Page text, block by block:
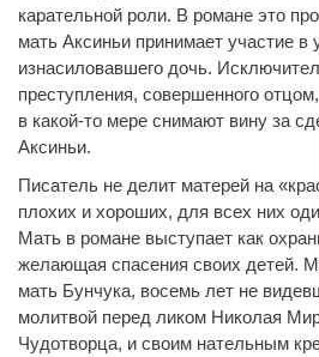
карательной роли. В романе это
мать Аксиньи принимает участие в
изнасиловавшего дочь.
преступления, совершенного
в какой-то мере снимают вину за
Аксиньи.
Писатель не делит матерей на
плохих и хороших, для всех них
Мать в романе выступает как
желающая спасения своих детей.
мать Бунчука, восемь лет не
молитвой перед ликом Николая
Чудотворца, и своим нательным